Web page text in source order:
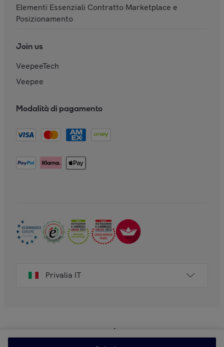
Elementi Essenziali Contratto Marketplace e
Posizionamento
Join us
VeepeeTech
Veepee
Modalità di pagamento
Privalia IT